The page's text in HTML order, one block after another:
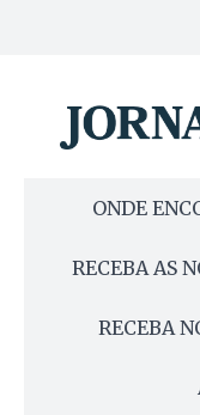
ONDE
RECEBA AS
RECEBA